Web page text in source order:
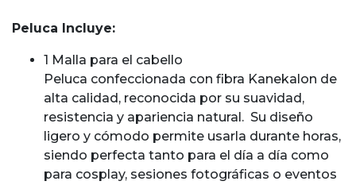
Peluca Incluye:
1 Malla para el cabello
Peluca confeccionada con fibra Kanekalon de
alta calidad, reconocida por su suavidad,
resistencia y apariencia natural. Su diseño
ligero y cómodo permite usarla durante horas,
siendo perfecta tanto para el día a día como
para cosplay, sesiones fotográficas o eventos
cantidad